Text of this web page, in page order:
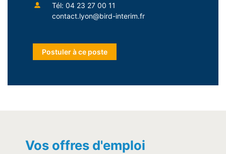
Tél: 04 23 27 00 11
contact.lyon@bird-interim.fr
Vos offres d'emploi